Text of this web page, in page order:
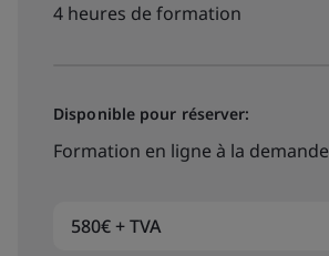
4 heures de formation
Disponible pour réserver:
Formation en ligne à la demande
580€ + TVA